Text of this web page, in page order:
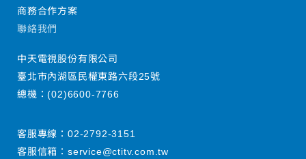
商務合作方案
聯絡我們
中天電視股份有限公司
臺北市內湖區民權東路六段25號
總機：(02)6600-7766
客服專線： 02-2792-3151
客服信箱： service@ctitv.com.tw